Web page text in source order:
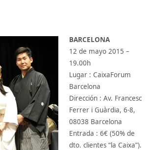
BARCELONA
12 de mayo 2015 –
19.00h
Lugar : CaixaForum
Barcelona
Dirección : Av. Francesc
Ferrer i Guàrdia, 6-8,
08038 Barcelona
Entrada : 6€ (50% de
dto. clientes “la Caixa”).